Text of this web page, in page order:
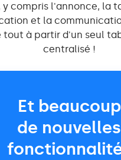
y compris l'annonce, la
et la
tout à partir d'un seul
centralisé !
Et beaucoup
de nouvelles